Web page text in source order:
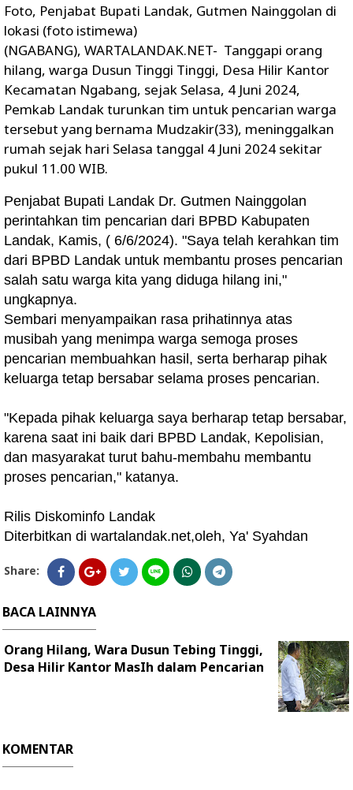
Foto, Penjabat Bupati Landak, Gutmen Nainggolan di
lokasi (foto istimewa)
(NGABANG), WARTALANDAK.NET- Tanggapi orang
hilang, warga Dusun Tinggi Tinggi, Desa Hilir Kantor
Kecamatan Ngabang, sejak Selasa, 4 Juni 2024,
Pemkab Landak turunkan tim untuk pencarian warga
tersebut yang bernama Mudzakir(33), meninggalkan
rumah sejak hari Selasa tanggal 4 Juni 2024 sekitar
pukul 11.00 WIB.
Penjabat Bupati Landak Dr. Gutmen Nainggolan
perintahkan tim pencarian dari BPBD Kabupaten
Landak, Kamis, ( 6/6/2024). "Saya telah kerahkan tim
dari BPBD Landak untuk membantu proses pencarian
salah satu warga kita yang diduga hilang ini,"
ungkapnya.
Sembari menyampaikan rasa prihatinnya atas
musibah yang menimpa warga semoga proses
pencarian membuahkan hasil, serta berharap pihak
keluarga tetap bersabar selama proses pencarian.
"Kepada pihak keluarga saya berharap tetap bersabar,
karena saat ini baik dari BPBD Landak, Kepolisian,
dan masyarakat turut bahu-membahu membantu
proses pencarian," katanya.
Rilis Diskominfo Landak
Diterbitkan di wartalandak.net,oleh, Ya' Syahdan
Share:
BACA LAINNYA
Orang Hilang, Wara Dusun Tebing Tinggi,
Desa Hilir Kantor MasIh dalam Pencarian
KOMENTAR